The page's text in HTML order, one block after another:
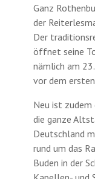
Ganz
der
Der
öffnet seine
nämlich am
vor dem
Neu ist zudem
die ganze
Deutschland
rund um das
Buden in der